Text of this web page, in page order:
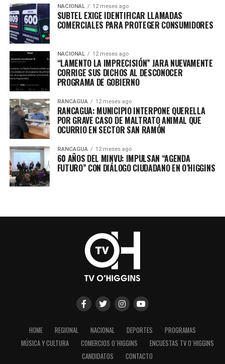
NACIONAL 12 meses ago
SUBTEL EXIGE IDENTIFICAR LLAMADAS
COMERCIALES PARA PROTEGER CONSUMIDORES
NACIONAL 12 meses ago
“LAMENTO LA IMPRECISIÓN” JARA NUEVAMENTE
CORRIGE SUS DICHOS AL DESCONOCER
PROGRAMA DE GOBIERNO
RANCAGUA 12 meses ago
RANCAGUA: MUNICIPIO INTERPONE QUERELLA
POR GRAVE CASO DE MALTRATO ANIMAL QUE
OCURRIO EN SECTOR SAN RAMÓN
RANCAGUA 12 meses ago
60 AÑOS DEL MINVU: IMPULSAN “AGENDA
FUTURO” CON DIÁLOGO CIUDADANO EN O’HIGGINS
HOME REGIONAL NACIONAL DEPORTES
PROGRAMAS
MÚSICA Y CULTURA
COMERCIOS O´HIGGINS
ENCUESTAS TV O´HIGGINS
CANDIDATOS
CONTACTO